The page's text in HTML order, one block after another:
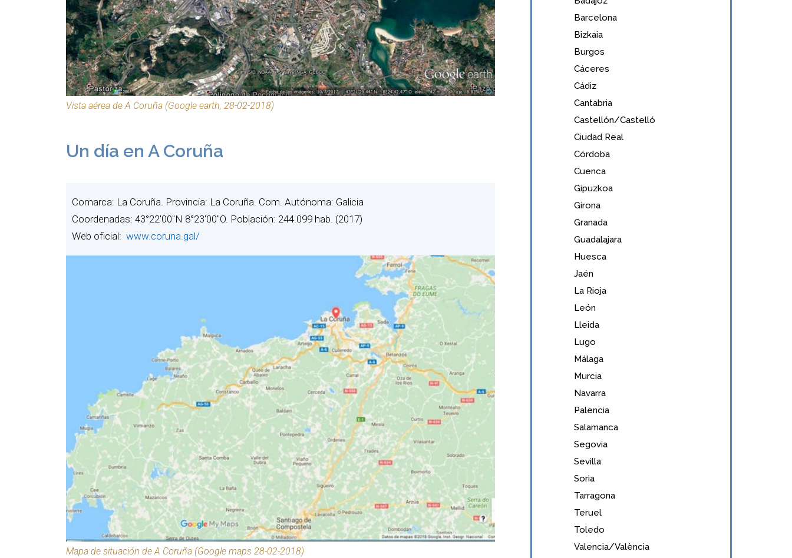
Vista aérea de A Coruña (Google earth, 28-02-2018)
Un día en A Coruña
Comarca: La Coruña. Provincia: La Coruña. Com. Autónoma: Galicia
Coordenadas: 43°22′00″N 8°23′00″O. Población: 244.099 hab. (2017)
Web oficial: www.coruna.gal/
Mapa de situación de A Coruña (Google maps 28-02-2018)
Barcelona
Bizkaia
Burgos
Cáceres
Cádiz
Cantabria
Castellón/Castelló
Ciudad Real
Córdoba
Cuenca
Gipuzkoa
Girona
Granada
Guadalajara
Huesca
Jaén
La Rioja
León
Lleida
Lugo
Málaga
Murcia
Navarra
Palencia
Salamanca
Segovia
Sevilla
Soria
Tarragona
Teruel
Toledo
Valencia/València